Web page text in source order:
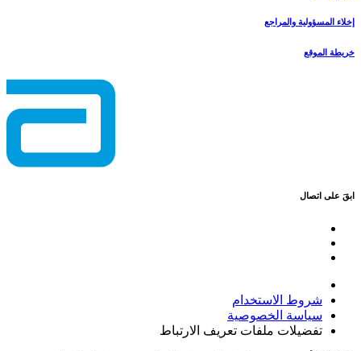
إخلاء المسؤولية والمراجع
خريطة الموقع
ابقَ على اتصال
شروط الاستخدام
سياسة الخصوصية
تفضيلات ملفات تعريف الارتباط